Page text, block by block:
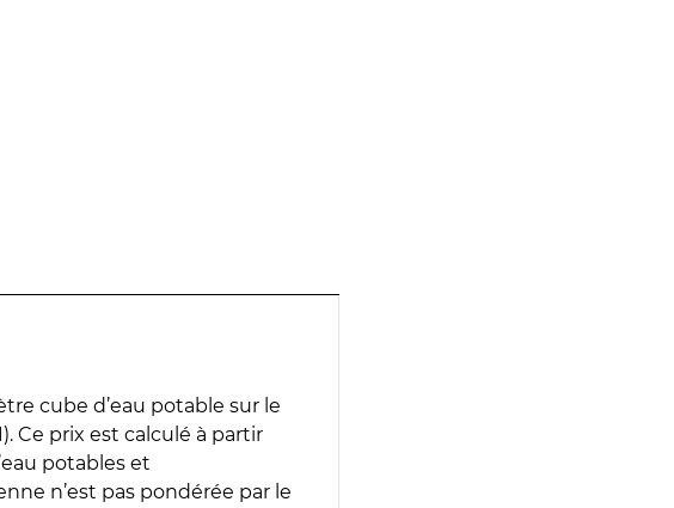
cube d’eau potable sur le
Ce prix est calculé à partir
potables et
n’est pas pondérée par le